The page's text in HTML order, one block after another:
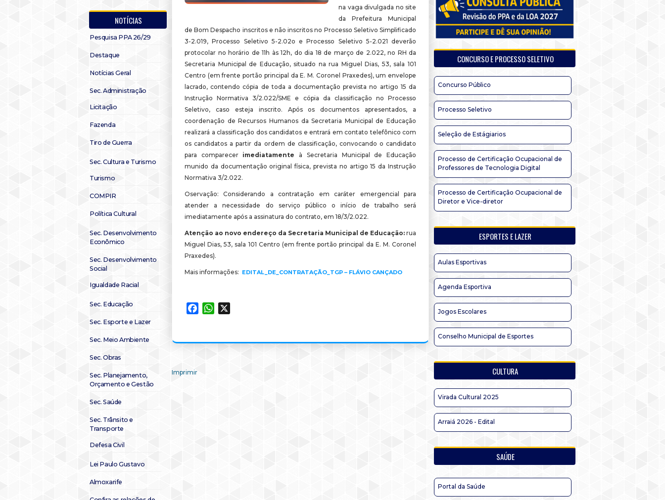
NOTÍCIAS
Pesquisa PPA 26/29
Destaque
Notícias Geral
Sec. Administração
Licitação
Fazenda
Tiro de Guerra
Sec. Cultura e Turismo
Turismo
COMPIR
Política Cultural
Sec. Desenvolvimento
Econômico
Sec. Desenvolvimento
Social
Igualdade Racial
Sec. Educação
Sec. Esporte e Lazer
Sec. Meio Ambiente
Sec. Obras
Sec. Planejamento,
Orçamento e Gestão
Sec. Saúde
Sec. Trânsito e
Transporte
Defesa Civil
Lei Paulo Gustavo
Almoxarife
na vaga divulgada no site
da Prefeitura Municipal
de Bom Despacho inscritos e não inscritos no Processo Seletivo Simplificado
3-2.019, Processo Seletivo 5-2.02o e Processo Seletivo 5-2.021 deverão
protocolar no horário de 11h às 12h, do dia 18 de março de 2.022, no RH da
Secretaria Municipal de Educação, situado na rua Miguel Dias, 53, sala 101
Centro (em frente portão principal da E. M. Coronel Praxedes), um envelope
lacrado, contendo cópia de toda a documentação prevista no artigo 15 da
Instrução Normativa 3/2.022/SME e cópia da classificação no Processo
Seletivo, caso esteja inscrito. Após os documentos apresentados, a
coordenação de Recursos Humanos da Secretaria Municipal de Educação
realizará a classificação dos candidatos e entrará em contato telefônico com
os candidatos a partir da ordem de classificação, convocando o candidato
para comparecer imediatamente à Secretaria Municipal de Educação
munido da documentação original física, prevista no artigo 15 da Instrução
Normativa 3/2.022.
Oservação: Considerando a contratação em caráter emergencial para
atender a necessidade do serviço público o início de trabalho será
imediatamente após a assinatura do contrato, em 18/3/2.022.
Atenção ao novo endereço da Secretaria Municipal de Educação: rua
Miguel Dias, 53, sala 101 Centro (em frente portão principal da E. M. Coronel
Praxedes).
Mais informações: EDITAL_DE_CONTRATAÇÃO_TGP – FLÁVIO CANÇADO
FacebookWhatsApp
Imprimir
CONCURSO E PROCESSO SELETIVO
Concurso Público
Processo Seletivo
Seleção de Estágiarios
Processo de Certificação Ocupacional de
Professores de Tecnologia Digital
Processo de Certificação Ocupacional de
Diretor e Vice-diretor
ESPORTES E LAZER
Aulas Esportivas
Agenda Esportiva
Jogos Escolares
Conselho Municipal de Esportes
CULTURA
Virada Cultural 2025
Arraiá 2026 - Edital
SAÚDE
Portal da Saúde